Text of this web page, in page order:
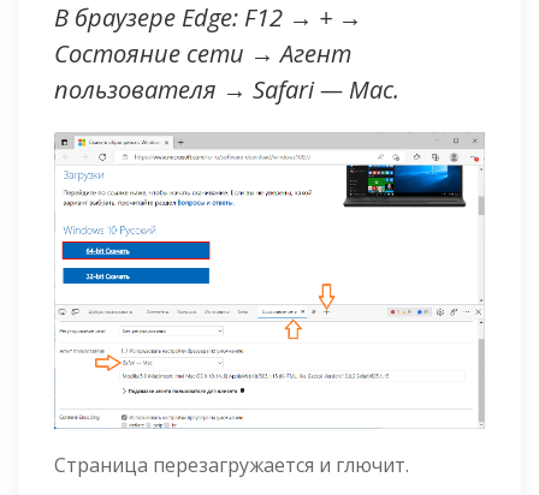
В браузере Edge: F12 → + →
Состояние сети → Агент
пользователя → Safari — Mac.
Страница перезагружается и глючит.